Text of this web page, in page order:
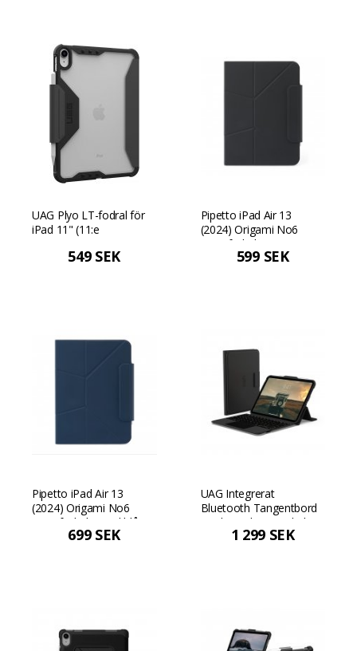
UAG Plyo LT-fodral för
iPad 11" (11:e
549 SEK
Pipetto iPad Air 13
(2024) Origami No6
Stativfodral - Svart
599 SEK
Pipetto iPad Air 13
(2024) Origami No6
Stativfodral - Mörkblå
699 SEK
UAG Integrerat
Bluetooth Tangentbord
med styrplatta Fodral
Nordisk layout - Svart
1 299 SEK